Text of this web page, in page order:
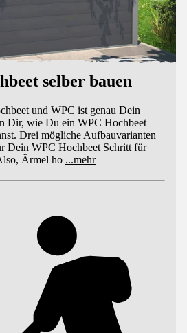
selber bauen
und WPC ist genau Dein
Dir, wie Du ein WPC Hochbeet
Drei mögliche Aufbauvarianten
Dein WPC Hochbeet Schritt für
Ärmel ho ...mehr